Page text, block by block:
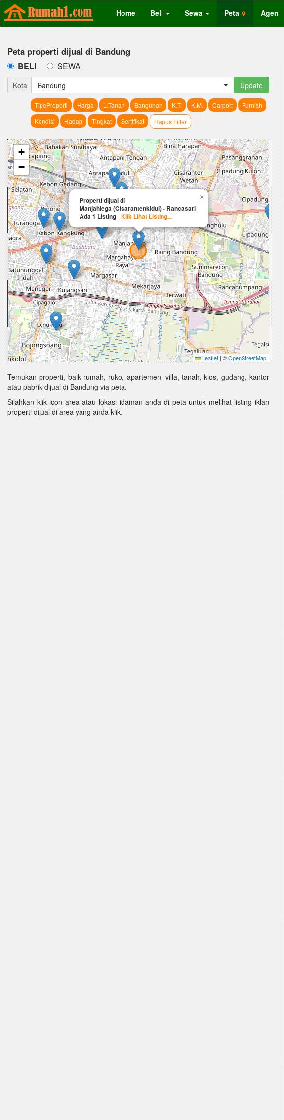
Home Beli Sewa Peta Agen
Peta properti dijual di Bandung
BELI SEWA
Kota Bandung Update
TipeProperti Harga L.Tanah Bangunan K.T. K.M. Carport
Furnish
Kondisi
Hadap Tingkat Sertifikat Hapus Filter
Properti dijual di
Manjahlega (Cisarantenkidul) - Rancasari
Ada 1 Listing-Klik Lihat Listing...
×
+
−
Leaflet | ©OpenStreetMap
Temukan properti, baik rumah, ruko, apartemen, villa, tanah, kios, gudang, kantor
atau pabrik dijual di Bandung via peta.
Silahkan klik icon area atau lokasi idaman anda di peta untuk melihat listing iklan
properti dijual di area yang anda klik.